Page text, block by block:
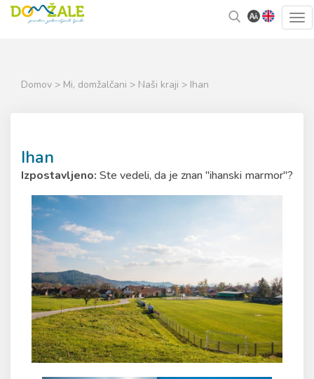
Skoči
na
Kazalo
strani
Domov > Mi, domžalčani > Naši kraji > Ihan
Ihan
Izpostavljeno: Ste vedeli, da je znan "ihanski marmor"?